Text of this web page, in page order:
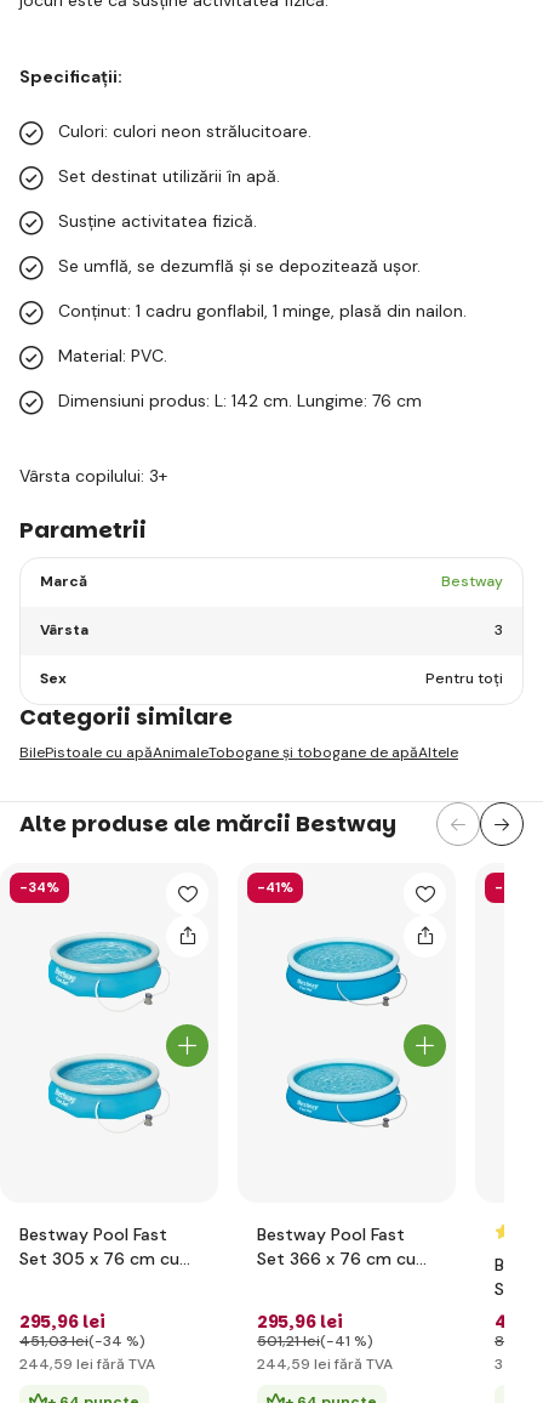
Specificații:
Culori: culori neon strălucitoare.
Set destinat utilizării în apă.
Susține activitatea fizică.
Se umflă, se dezumflă și se depozitează ușor.
Conținut: 1 cadru gonflabil, 1 minge, plasă din nailon.
Material: PVC.
Dimensiuni produs: L: 142 cm. Lungime: 76 cm
Vârsta copilului: 3+
Parametrii
Marcă Bestway
Vârsta 3
Sex Pentru toți
Categorii similare
BilePistoale cu apăAnimaleTobogane și tobogane de apăAltele
Alte produse ale mărcii Bestway
-34%
Bestway Pool Fast
Set 305 x 76 cm cu
295,96 lei
451,03 lei(-34 %)
244,59 lei fără TVA
-41%
Bestway Pool Fast
Set 366 x 76 cm cu
295,96 lei
501,21 lei(-41 %)
244,59 lei fără TVA
-52%
Set
431
898
356